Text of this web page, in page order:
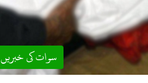
سوات کی خبریں